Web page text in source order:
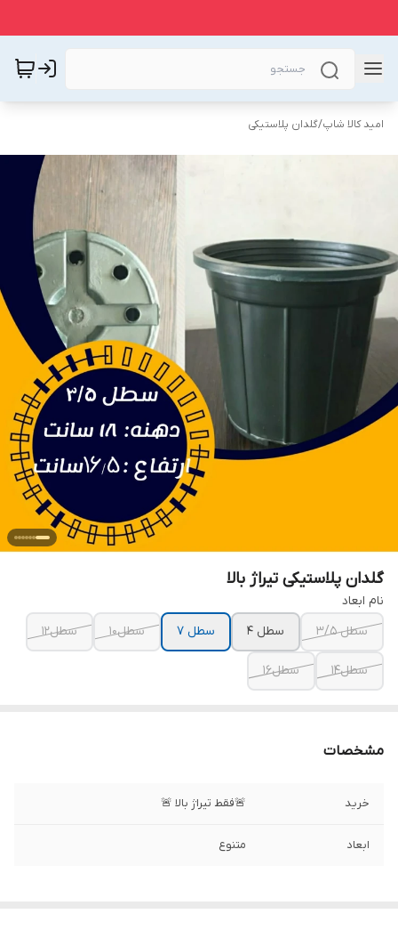
امید کالا شاپ/گلدان پلاستیکی
گلدان پلاستیکی تیراژ بالا
نام ابعاد
سطل ۳/۵
سطل ۴ سطل ۷ سطل۱۰ سطل۱۲
سطل۱۴ سطل۱۶
مشخصات
خرید 🚨فقط تیراژ بالا 🚨
ابعاد متنوع